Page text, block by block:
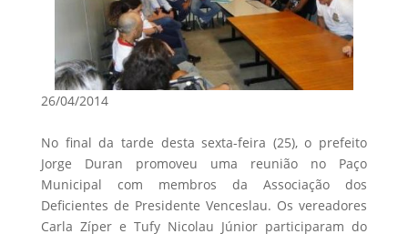
26/04/2014
No final da tarde desta sexta-feira (25), o prefeito
Jorge Duran promoveu uma reunião no Paço
Municipal com membros da Associação dos
Deficientes de Presidente Venceslau. Os vereadores
Carla Zíper e Tufy Nicolau Júnior participaram do